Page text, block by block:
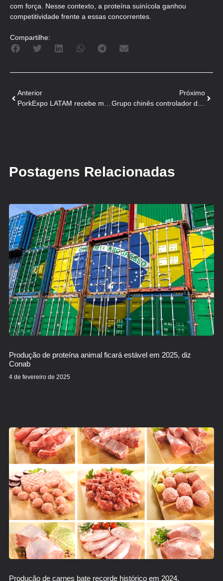
com força. Nesse contexto, a proteína suinícola ganhou
competitividade frente a essas concorrentes.
Compartilhe:
Anterior
Próximo
Postagens Relacionadas
Produção de proteína animal ficará estável em 2025, diz
Conab
4 de fevereiro de 2025
Produção de carnes bate recorde histórico em 2024,